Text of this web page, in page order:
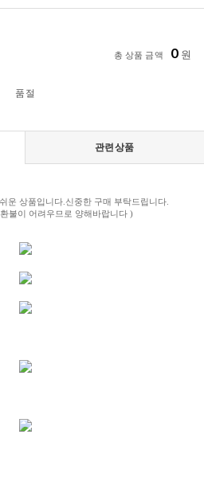
총 상품 금액 0 원
품절
관련상품
운 상품입니다.신중한 구매 부탁드립니다.
불이 어려우므로 양해바랍니다 )